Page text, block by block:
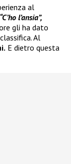
al
“C’ho l’ansia”,
gli ha dato
Al
E dietro questa